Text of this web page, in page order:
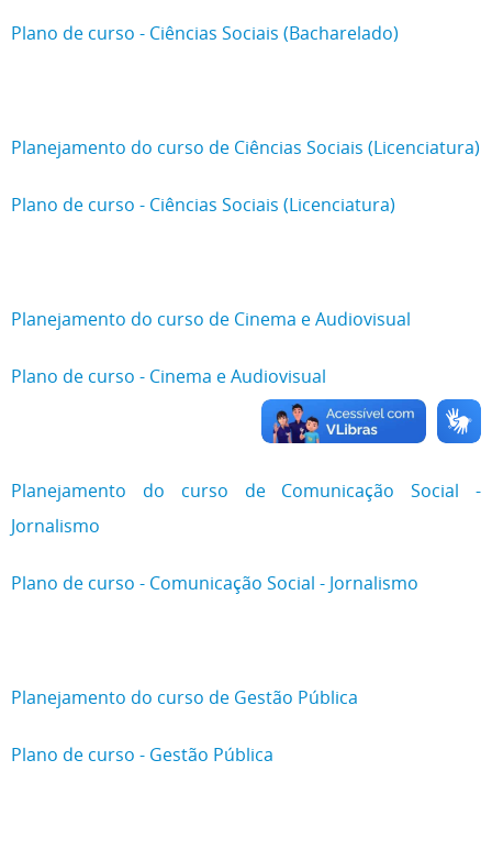
Plano de curso - Ciências Sociais (Bacharelado)
Planejamento do curso de Ciências Sociais (Licenciatura)
Plano de curso - Ciências Sociais (Licenciatura)
Planejamento do curso de Cinema e Audiovisual
Plano de curso - Cinema e Audiovisual
Planejamento do curso de Comunicação Social -
Jornalismo
Plano de curso - Comunicação Social - Jornalismo
Planejamento do curso de Gestão Pública
Plano de curso - Gestão Pública